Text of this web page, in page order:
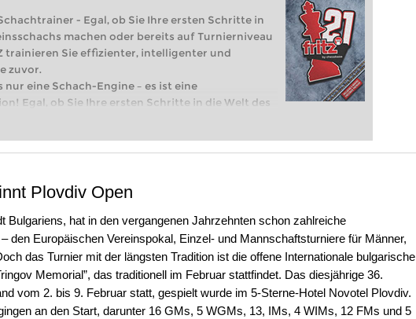
- Egal, ob Sie Ihre ersten Schritte in
machen oder bereits auf Turnierniveau
trainieren Sie effizienter, intelligenter und
zuvor.
nur eine Schach-Engine – es ist eine
Egal, ob Sie Ihre ersten Schritte in die Welt des
oder bereits auf Turnierniveau spielen: Mit
Plovdiv Open
Bulgariens, hat in den vergangenen Jahrzehnten schon zahlreiche
den Europäischen Vereinspokal, Einzel- und Mannschaftsturniere für Männer,
das Turnier mit der längsten Tradition ist die offene Internationale bulgarische
Memorial”, das traditionell im Februar stattfindet. Das diesjährige 36.
vom 2. bis 9. Februar statt, gespielt wurde im 5-Sterne-Hotel Novotel Plovdiv.
an den Start, darunter 16 GMs, 5 WGMs, 13, IMs, 4 WIMs, 12 FMs und 5